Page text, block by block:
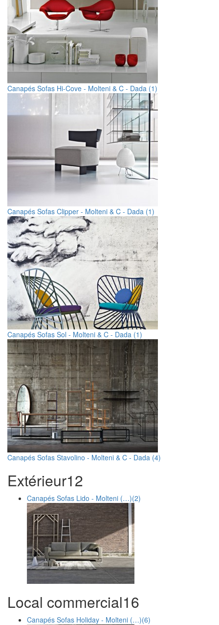
Canapés Sofas Hi-Cove - Molteni & C - Dada (1)
Canapés Sofas Clipper - Molteni & C - Dada (1)
Canapés Sofas Sol - Molteni & C - Dada (1)
Canapés Sofas Stavolino - Molteni & C - Dada (4)
Extérieur12
Canapés Sofas Lido - Molteni (…)(2)
Local commercial16
Canapés Sofas Holiday - Molteni (…)(6)